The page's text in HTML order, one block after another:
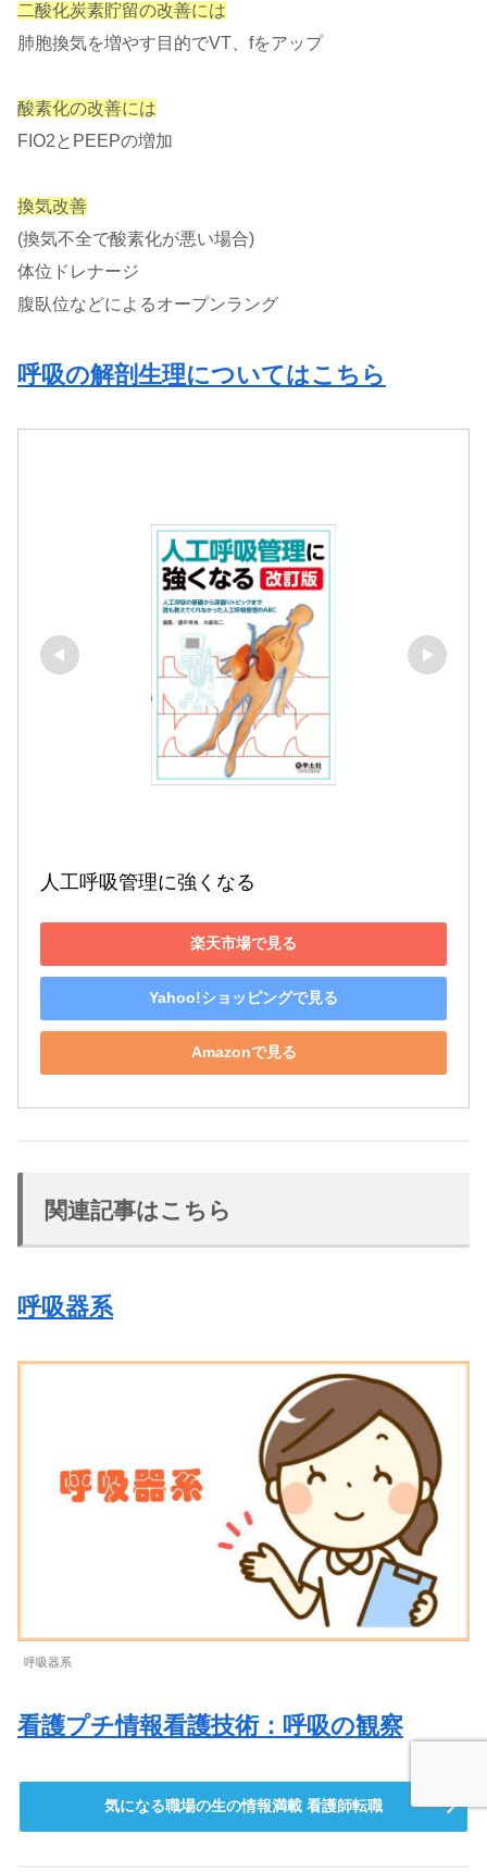
二酸化炭素貯留の改善には
肺胞換気を増やす目的でVT、fをアップ
酸素化の改善には
FIO2とPEEPの増加
換気改善
(換気不全で酸素化が悪い場合)
体位ドレナージ
腹臥位などによるオープンラング
呼吸の解剖生理についてはこちら
人工呼吸管理に強くなる
楽天市場で見る
Yahoo!ショッピングで見る
Amazonで見る
関連記事はこちら
呼吸器系
呼吸器系
看護プチ情報看護技術：呼吸の観察
気になる職場の生の情報満載 看護師転職